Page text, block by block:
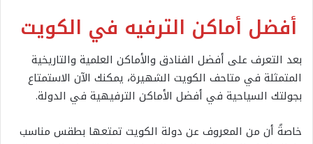
أفضل أماكن الترفيه في الكويت
بعد التعرف على أفضل الفنادق والأماكن العلمية والتاريخية
المتمثلة في متاحف الكويت الشهيرة، يمكنك الآن الاستمتاع
بجولتك السياحية في أفضل الأماكن الترفيهية في الدولة.
خاصةً أن من المعروف عن دولة الكويت تمتعها بطقس مناسب